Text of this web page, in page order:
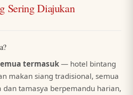
Sering Diajukan
termasuk — hotel bintang
makan siang tradisional, semua
dan tamasya berpemandu harian,